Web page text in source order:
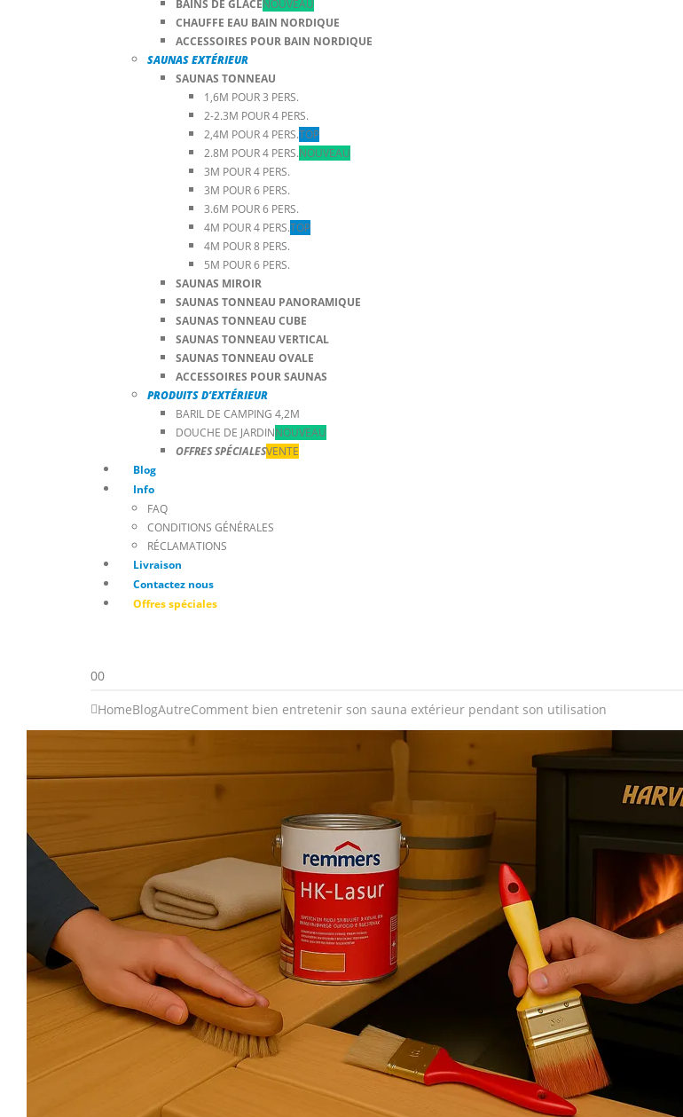
BAINS DE GLACENOUVEAU
CHAUFFE EAU BAIN NORDIQUE
ACCESSOIRES POUR BAIN NORDIQUE
SAUNAS EXTÉRIEUR
SAUNAS TONNEAU
1,6M POUR 3 PERS.
2-2.3M POUR 4 PERS.
2,4M POUR 4 PERS.TOP
2.8M POUR 4 PERS.NOUVEAU
3M POUR 4 PERS.
3M POUR 6 PERS.
3.6M POUR 6 PERS.
4M POUR 4 PERS.TOP
4M POUR 8 PERS.
5M POUR 6 PERS.
SAUNAS MIROIR
SAUNAS TONNEAU PANORAMIQUE
SAUNAS TONNEAU CUBE
SAUNAS TONNEAU VERTICAL
SAUNAS TONNEAU OVALE
ACCESSOIRES POUR SAUNAS
PRODUITS D’EXTÉRIEUR
BARIL DE CAMPING 4,2M
DOUCHE DE JARDINNOUVEAU
OFFRES SPÉCIALESVENTE
Blog
Info
FAQ
CONDITIONS GÉNÉRALES
RÉCLAMATIONS
Livraison
Contactez nous
Offres spéciales
00
HomeBlogAutreComment bien entretenir son sauna extérieur pendant son utilisation